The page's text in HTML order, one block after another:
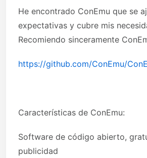
He encontrado ConEmu que se
expectativas y cubre mis
Recomiendo sinceramente
https://github.com/ConEmu/
Características de ConEmu:
Software de código abierto,
publicidad